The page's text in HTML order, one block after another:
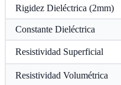
Rigidez Dieléctrica (2mm)
Constante Dieléctrica
Resistividad Superficial
Resistividad Volumétrica